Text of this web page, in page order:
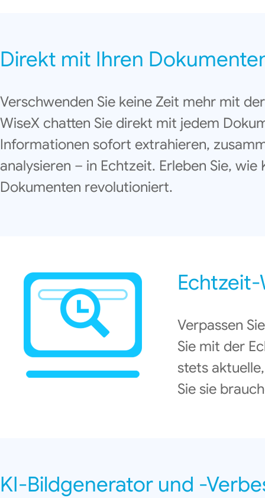
Direkt mit Ihren
Verschwenden Sie keine Zeit mehr mit
WiseX chatten Sie direkt mit jedem
Informationen sofort extrahieren,
analysieren – in Echtzeit. Erleben Sie,
Dokumenten revolutioniert.
Verpassen
Sie mit der
stets
Sie sie
KI-Bildgenerator und -